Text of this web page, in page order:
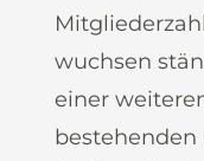
wuchsen
einer
bestehenden